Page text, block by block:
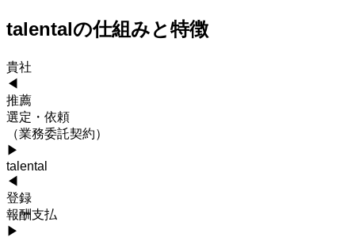
talentalの仕組みと特徴
貴社
◀
推薦
選定・依頼
（業務委託契約）
▶
talental
◀
登録
報酬支払
▶